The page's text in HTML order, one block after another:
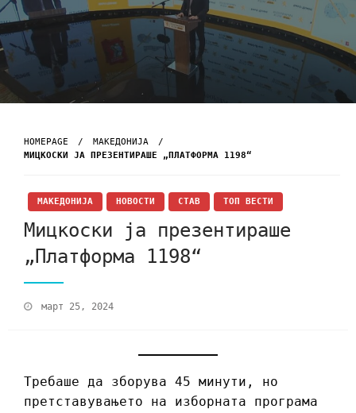
HOMEPAGE
МАКЕДОНИЈА
МИЦКОСКИ ЈА ПРЕЗЕНТИРАШЕ „ПЛАТФОРМА 1198“
МАКЕДОНИЈА НОВОСТИ СТАВ ТОП ВЕСТИ
Мицкоски ја презентираше
„Платформа 1198“
март 25, 2024
Требаше да зборува 45 минути, но
претставувањето на изборната програма